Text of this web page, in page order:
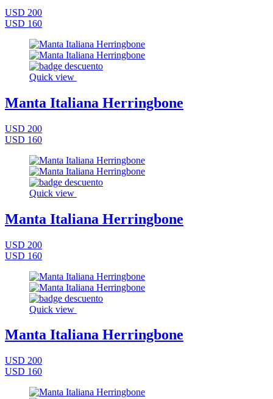
USD 200
USD 160
Quick view
Manta Italiana Herringbone
USD 200
USD 160
Quick view
Manta Italiana Herringbone
USD 200
USD 160
Quick view
Manta Italiana Herringbone
USD 200
USD 160